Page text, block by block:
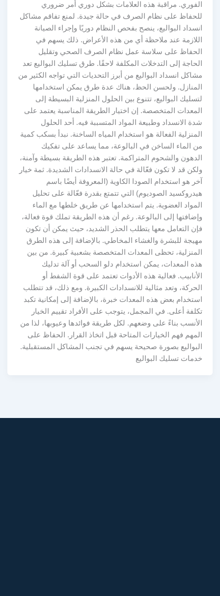
الفوري. مراقبة هذه العلامات بشكل دوري أمر ضروري
للحفاظ على نظام الصرف في حالة جيدة. لمنع تفاقم مشاكل
انسداد البواليع، ينصح بفحص النظام دوريًا وإجراء الصيانة
اللازمة عند ملاحظة أي من هذه الأعراض. ذلك يسهم في
الحفاظ على سلاسة عمل نظام الصرف الصحي وتقليل
الحاجة إلى التدخلات المكلفة لاحقًا. طرق تسليك البواليع تعد
مشاكل انسداد البواليع من أبرز التحديات التي تواجه الكثير من
المنازل. ولحسن الحظ، هناك عدة طرق يمكن استخدامها
لتسليك البواليع، تتنوع بين الحلول المنزلية البسيطة إلى
المعدات المتخصصة. إن اختيار الطريقة المناسبة يعتمد على
شدة الانسداد وطبيعة المواد المتسببة فيه. أحد الحلول
المنزلية الفعالة هو استخدام المياه الساخنة. نبدأ بسكب كمية
من الماء الساخن في البالوعة، مما يساعد على تفكيك
الدهون والشحوم المتراكمة. تعتبر هذه الطريقة بسيطة وآمنة،
ولكن قد لا تكون فعّالة في حالة الانسدادات الشديدة. ثمة خيار
آخر هو استخدام الصودا الكاوية (المعروفة أيضًا باسم
هيدروكسيد الصوديوم) التي تتمتع بقدرة فعّالة على تحليل
المواد العضوية. يتم استخدامها عن طريق خلطها مع الماء
وإضافتها إلى البالوعة. رغم أن هذه الطريقة تملك قوة فعالة،
فإن التعامل معها يتطلب الحذر الشديد، حيث يمكن أن تكون
مهيجة للبشرة والغشاء المخاطي. بالإضافة إلى هذه الطرق
المنزلية، تحظى المعدات المتخصصة بشعبية كبيرة. من بين
هذه المعدات، يمكن استخدام دلو السحب أو آلة تدليك
الأنابيب. فعالية هذه الأدوات تعتمد على قوة الشفط أو
الحركة، وتعد مثالية للانسدادات الكبيرة. ومع ذلك، قد تتطلب
استخدام بعض هذه المعدات خبرة، بالإضافة إلى إمكانية تكبد
تكلفة أعلى. في المجمل، يتوجب على الأفراد تقييم الخيار
الأنسب بناءً على وضعهم. لكل طريقة فوائدها وعيوبها، لذا من
المهم فهم الخيارات المتاحة قبل اتخاذ القرار. الحفاظ على
البواليع بصورة صحيحة يسهم في تجنب المشاكل المستقبلية.
خدمات تسليك البواليع